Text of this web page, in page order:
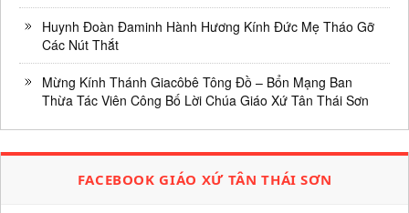
Huynh Đoàn Đaminh Hành Hương Kính Đức Mẹ Tháo Gỡ
Các Nút Thắt
Mừng Kính Thánh Giacôbê Tông Đồ – Bổn Mạng Ban
Thừa Tác Viên Công Bố Lời Chúa Giáo Xứ Tân Thái Sơn
FACEBOOK GIÁO XỨ TÂN THÁI SƠN